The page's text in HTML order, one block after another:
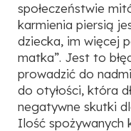
społeczeństwie
karmienia piersią
dziecka, im więcej
matka”. Jest to
prowadzić do
do otyłości, która
negatywne skutki
Ilość spożywanych